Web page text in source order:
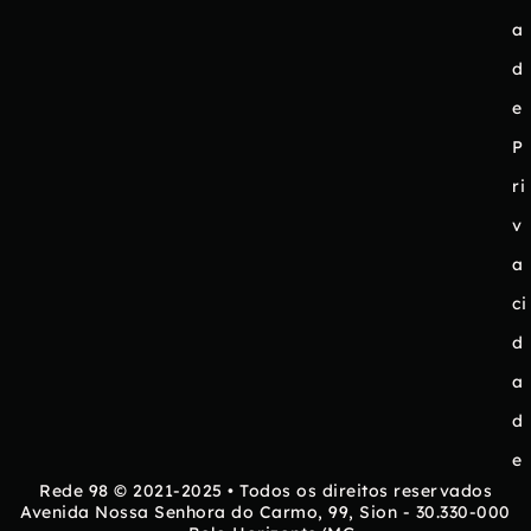
a
d
e
P
ri
v
a
ci
d
a
d
e
Rede 98 © 2021-2025 • Todos os direitos reservados
Avenida Nossa Senhora do Carmo, 99, Sion - 30.330-000